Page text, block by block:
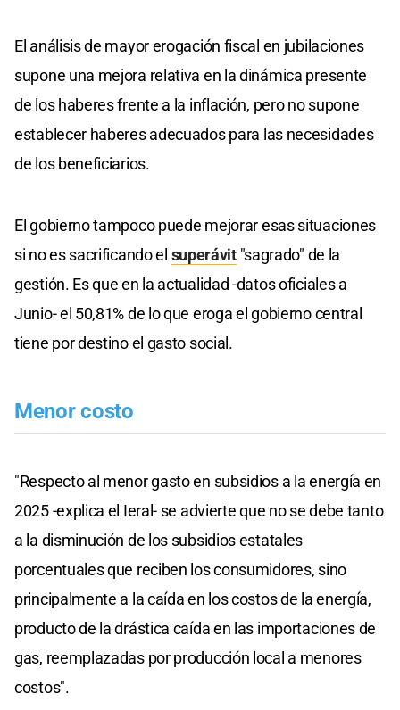
El análisis de mayor erogación fiscal en jubilaciones
supone una mejora relativa en la dinámica presente
de los haberes frente a la inflación, pero no supone
establecer haberes adecuados para las necesidades
de los beneficiarios.
El gobierno tampoco puede mejorar esas situaciones
si no es sacrificando el superávit"sagrado" de la
gestión. Es que en la actualidad -datos oficiales a
Junio- el 50,81% de lo que eroga el gobierno central
tiene por destino el gasto social.
Menor costo
"Respecto al menor gasto en subsidios a la energía en
2025 -explica el Ieral- se advierte que no se debe tanto
a la disminución de los subsidios estatales
porcentuales que reciben los consumidores, sino
principalmente a la caída en los costos de la energía,
producto de la drástica caída en las importaciones de
gas, reemplazadas por producción local a menores
costos".